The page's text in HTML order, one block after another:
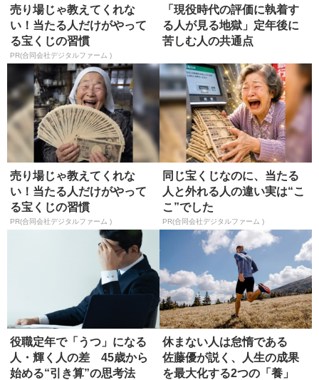
売り場じゃ教えてくれな
い！当たる人だけがやって
る宝くじの習慣
PR(合同会社デジタルファーム )
「現役時代の評価に執着す
る人が見る地獄」定年後に
苦しむ人の共通点
売り場じゃ教えてくれな
い！当たる人だけがやって
る宝くじの習慣
PR(合同会社デジタルファーム )
同じ宝くじなのに、当たる
人と外れる人の違い実は“こ
こ”でした
PR(合同会社デジタルファーム )
役職定年で「うつ」になる
人・輝く人の差 45歳から
始める“引き算”の思考法
休まない人は怠惰である
佐藤優が説く、人生の成果
を最大化する2つの「養」